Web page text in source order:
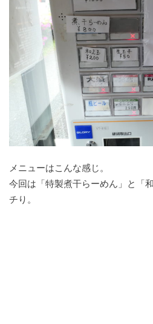
メニューはこんな感じ。
今回は「特製煮干らーめん」と「
チり。